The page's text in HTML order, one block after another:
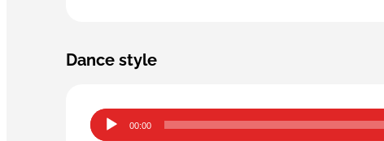
Dance style
Lecteur
audio
00:00